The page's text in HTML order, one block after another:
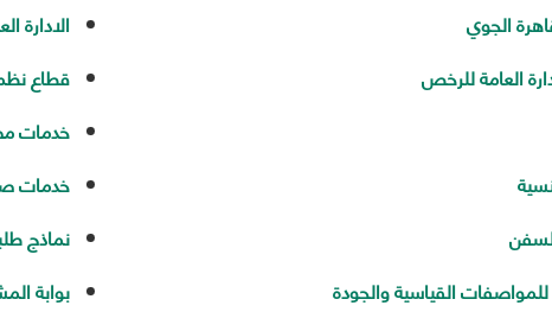
الجوي
الادارة
العامة للرخص
قطاع نظم
خدمات
خدمات
نماذج
القياسية والجودة
بوابة